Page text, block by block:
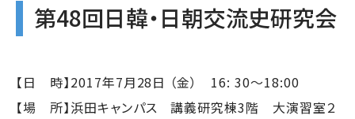
第48回日韓・日朝交流史研究会
【日 時】2017年7月28日 （金） 16: 30～18:00
【場 所】浜田キャンパス 講義研究棟3階 大演習室２